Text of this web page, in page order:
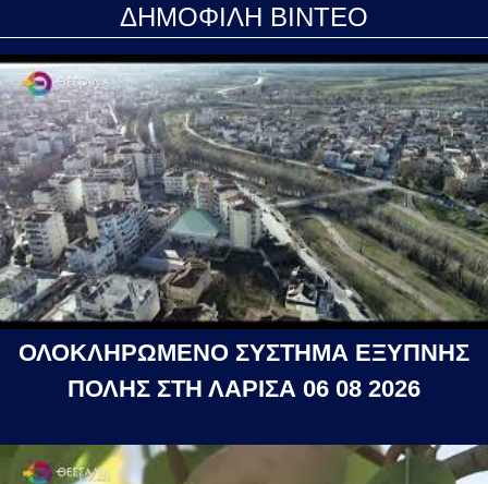
ΔΗΜΟΦΙΛΗ ΒΙΝΤΕΟ
ΟΛΟΚΛΗΡΩΜΕΝΟ ΣΥΣΤΗΜΑ ΕΞΥΠΝΗΣ
ΠΟΛΗΣ ΣΤΗ ΛΑΡΙΣΑ 06 08 2026